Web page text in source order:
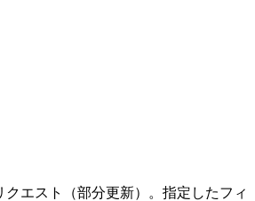
エスト（部分更新）。指定したフィ